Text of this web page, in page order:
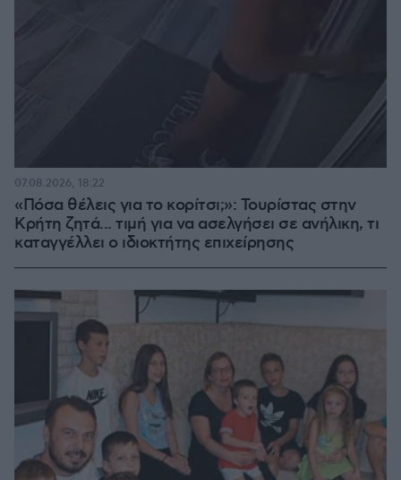
«Πόσα θέλεις για το κορίτσι;»: Τουρίστας στην
Κρήτη ζητά... τιμή για να ασελγήσει σε ανήλικη, τι
καταγγέλλει ο ιδιοκτήτης επιχείρησης
07.08.2026, 18:22